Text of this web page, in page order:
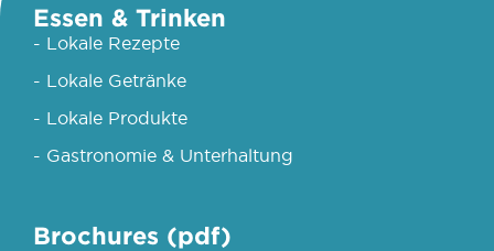
Essen & Trinken
- Lokale Rezepte
- Lokale Getränke
- Lokale Produkte
- Gastronomie & Unterhaltung
Brochures (pdf)